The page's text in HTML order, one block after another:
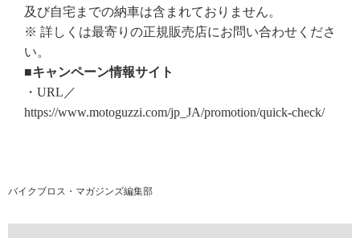
及び自宅までの納車は含まれておりません。
※ 詳しくは最寄りの正規販売店にお問い合わせくださ
い。
■キャンペーン情報サイト
・URL／
https://www.motoguzzi.com/jp_JA/promotion/quick-check/
バイクブロス・マガジンズ編集部